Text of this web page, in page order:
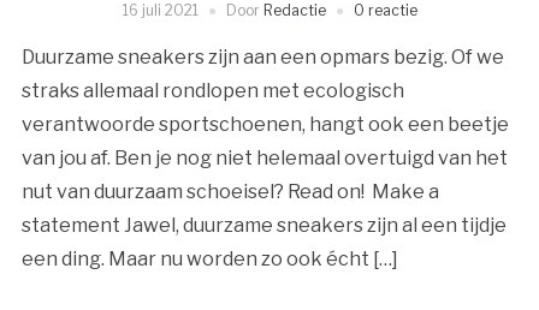
16 juli 2021 Door Redactie 0 reactie
Duurzame sneakers zijn aan een opmars bezig. Of we
straks allemaal rondlopen met ecologisch
verantwoorde sportschoenen, hangt ook een beetje
van jou af. Ben je nog niet helemaal overtuigd van het
nut van duurzaam schoeisel? Read on! Make a
statement Jawel, duurzame sneakers zijn al een tijdje
een ding. Maar nu worden zo ook écht […]